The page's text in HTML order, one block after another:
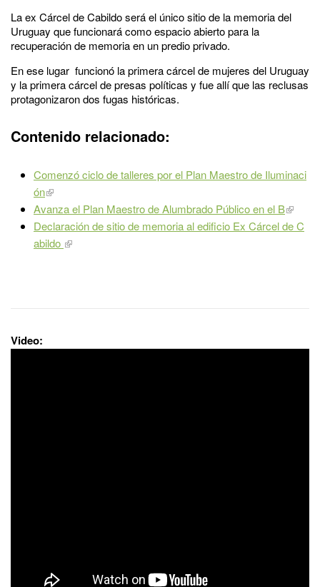
La ex Cárcel de Cabildo será el único sitio de la memoria del
Uruguay que funcionará como espacio abierto para la
recuperación de memoria en un predio privado.
En ese lugar funcionó la primera cárcel de mujeres del Uruguay
y la primera cárcel de presas políticas y fue allí que las reclusas
protagonizaron dos fugas históricas.
Contenido relacionado:
Comenzó ciclo de talleres por el Plan Maestro de Iluminaci
ón
Avanza el Plan Maestro de Alumbrado Público en el B
Declaración de sitio de memoria al edificio Ex Cárcel de C
abildo
Video: